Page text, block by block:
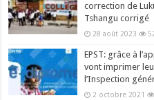
correction de
Tshangu corrigé
28 août 2023
EPST: grâce à
vont imprimer
l’Inspection
2 octobre 2021